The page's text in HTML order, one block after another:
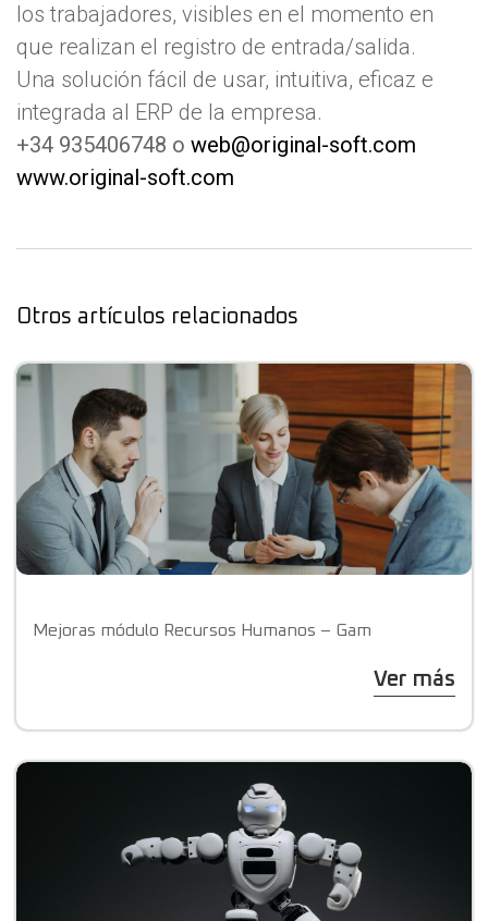
los trabajadores, visibles en el momento en
que realizan el registro de entrada/salida.
Una solución fácil de usar, intuitiva, eficaz e
integrada al ERP de la empresa.
+34 935406748 o web@original-soft.com
www.original-soft.com
Otros artículos relacionados
Mejoras módulo Recursos Humanos – Gam
Ver más